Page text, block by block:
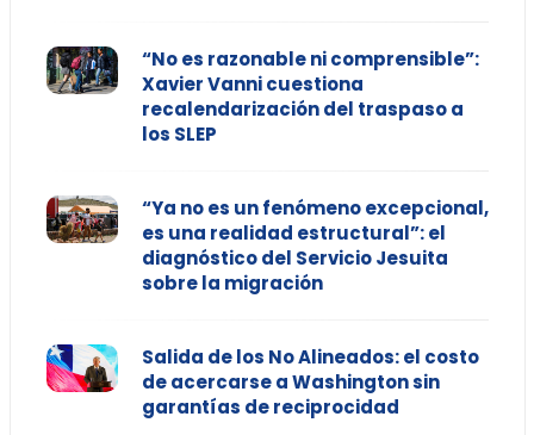
“No es razonable ni comprensible”:
Xavier Vanni cuestiona
recalendarización del traspaso a
los SLEP
“Ya no es un fenómeno excepcional,
es una realidad estructural”: el
diagnóstico del Servicio Jesuita
sobre la migración
Salida de los No Alineados: el costo
de acercarse a Washington sin
garantías de reciprocidad